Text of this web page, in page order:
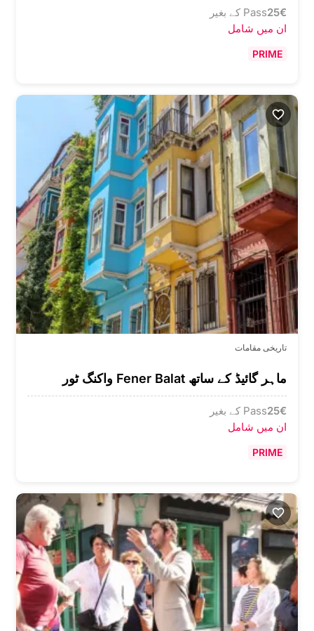
€
25Pass کے بغیر
ان میں شامل
PRIME
تاریخی مقامات
ماہر گائیڈ کے ساتھ Fener Balat واکنگ ٹور
€
25Pass کے بغیر
ان میں شامل
PRIME